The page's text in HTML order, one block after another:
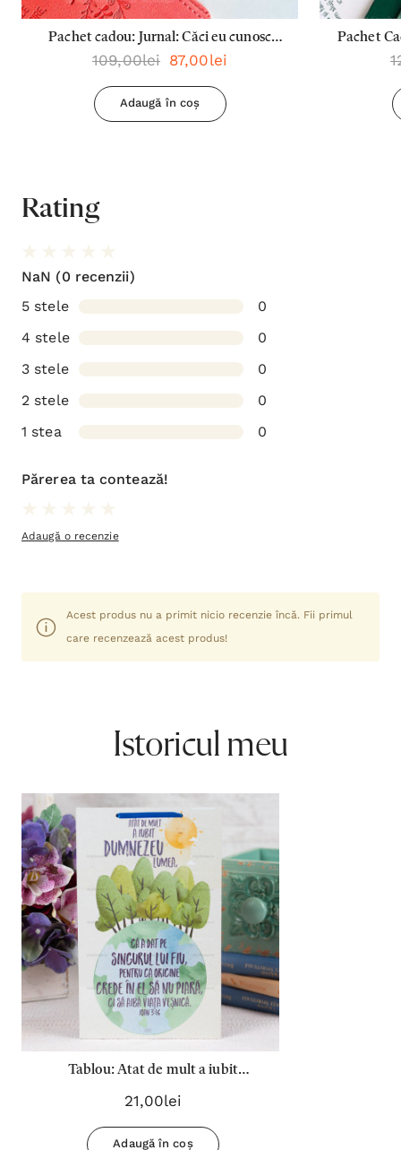
Pachet cadou: Jurnal: Căci eu cunosc
planurile + Pix: Dragostea este
răbdătoare
109,00lei 87,00lei
Adaugă în coș
Pachet
Rating
NaN (0 recenzii)
5 stele
0
4 stele
0
3 stele
0
2 stele
0
1 stea
0
Părerea ta contează!
Adaugă o recenzie
Acest produs nu a primit nicio recenzie încă. Fii primul
care recenzează acest produs!
Istoricul meu
Tablou: Atat de mult a iubit
Dumnezeu lumea... Ioan 3:16 (26X16
21,00lei
Adaugă în coș